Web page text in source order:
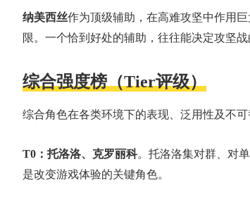
纳美西丝作为顶级辅助，在高难攻坚中作用
限。一个恰到好处的辅助，往往能决定攻坚战
综合强度榜（Tier评级）
综合角色在各类环境下的表现、泛用性及不
T0：托洛洛、克罗丽科。托洛洛集对群、对
是改变游戏体验的关键角色。